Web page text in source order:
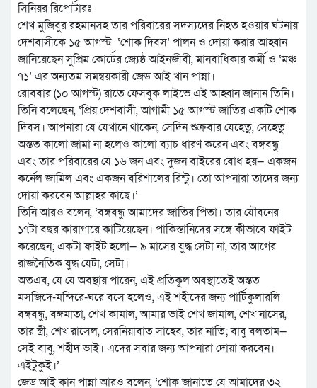
সিনিয়র রিপোর্টারঃ
শেখ মুজিবুর রহমানসহ তার পরিবারের সদস্যদের নিহত হওয়ার ঘটনায়
দেশবাসীকে ১৫ আগস্ট ‘শোক দিবস’ পালন ও দোয়া করার আহ্বান
জানিয়েছেন সুপ্রিম কোর্টের জ্যেষ্ঠ আইনজীবী, মানবাধিকার কর্মী ও ‘মঞ্চ
৭১’ এর অন্যতম সমন্বয়কারী জেড আই খান পান্না।
রোববার (১০ আগস্ট) রাতে ফেসবুক লাইভে এই আহ্বান জানান তিনি।
তিনি বলেছেন, ‘প্রিয় দেশবাসী, আগামী ১৫ আগস্ট জাতির একটি শোক
দিবস। আপনারা যে যেখানে থাকেন, সেদিন শুক্রবার যেহেতু, সেহেতু
অন্তত কালো জামা না হলেও কালো ব্যাচ ধারণ করেন এবং বঙ্গবন্ধু
এবং তার পরিবারের যে ১৬ জন এবং দুজন বাইরের বোধ হয়— একজন
কর্নেল জামিল এবং একজন বরিশালের রিন্টু। তো আপনারা তাদের জন্য
দোয়া করবেন আল্লাহর কাছে।’
তিনি আরও বলেন, ‘বঙ্গবন্ধু আমাদের জাতির পিতা। তার যৌবনের
১৭টা বছর কারাগারে কাটিয়েছেন। পাকিস্তানিদের সঙ্গে কীভাবে ফাইট
করেছেন; একটা ফাইট হলো— ৯ মাসের যুদ্ধ সেটা না, তার আগের
রাজনৈতিক যুদ্ধ যেটা, সেটা।
অতএব, যে যে অবস্থায় পারেন, এই প্রতিকূল অবস্থাতেই অন্তত
মসজিদে-মন্দিরে-ঘরে বসে হলেও, এই শহীদের জন্য পার্টিকুলারলি
বঙ্গবন্ধু, বঙ্গমাতা, শেখ কামাল, আমার ভাই শেখ জামাল, শেখ নাসের,
তার স্ত্রী, শেখ রাসেল, সেরনিয়াবাত সাহেব, তার নাতি; বাবু বলতাম—
সেই বাবু, শহীদ ভাই। এদের সবার জন্য আপনারা দোয়া করবেন।
এইটুকুই।’
জেড আই কান পান্না আরও বলেন, ‘শোক জানাতে যে আমাদের ৩২